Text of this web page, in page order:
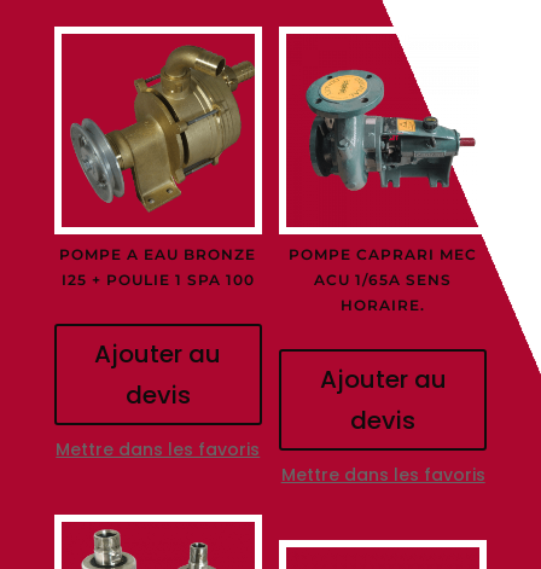
POMPE A EAU BRONZE
I25 + POULIE 1 SPA 100
Ajouter au
devis
Mettre dans les favoris
POMPE CAPRARI MEC
ACU 1/65A SENS
HORAIRE.
Ajouter au
devis
Mettre dans les favoris